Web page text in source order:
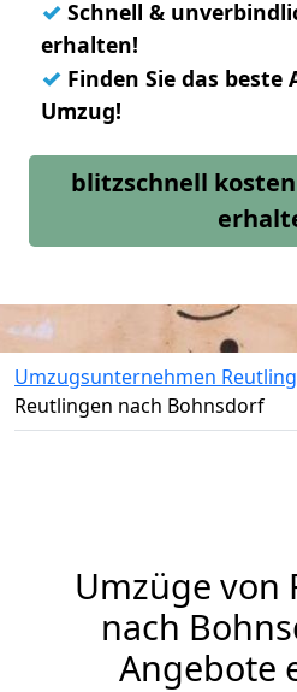
✓ Schnell &
erhalten!
✓ Finden Sie das
Umzug!
blitzschnell
Umzugsunternehmen
Reutlingen nach Bohnsdorf
Umzüge von
nach
Angebote